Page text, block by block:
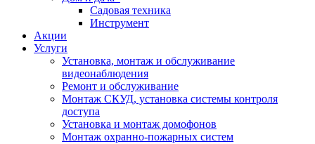
Садовая техника
Инструмент
Акции
Услуги
Установка, монтаж и обслуживание
видеонаблюдения
Ремонт и обслуживание
Монтаж СКУД, установка системы контроля
доступа
Установка и монтаж домофонов
Монтаж охранно-пожарных систем